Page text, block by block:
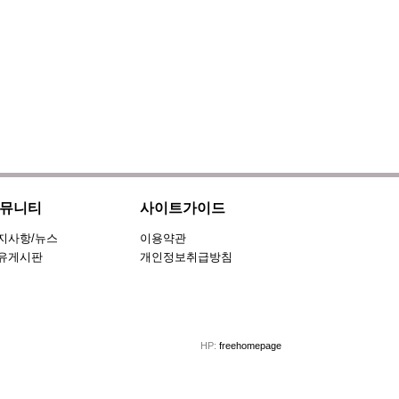
니티
사항/뉴스
게시판
사이트가이드
이용약관
개인정보취급방침
HP: freehomepage